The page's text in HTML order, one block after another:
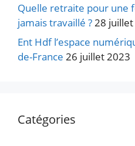
Quelle retraite pour une
jamais travaillé ?28
Ent Hdf l’espace
de-France 26 juillet 2023
Catégories